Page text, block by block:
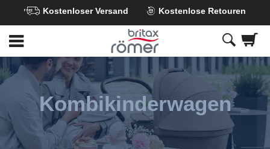
Hauptinhalt
springen
Kostenloser Versand Kostenlose Retouren
Kombikinderwagen